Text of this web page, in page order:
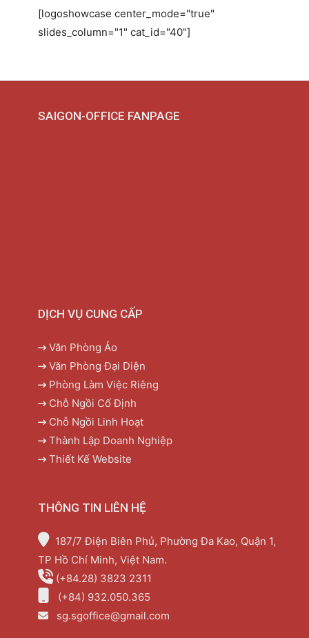
[logoshowcase center_mode="true"
slides_column="1" cat_id="40"]
SAIGON-OFFICE FANPAGE
DỊCH VỤ CUNG CẤP
Văn Phòng Ảo
Văn Phòng Đại Diện
Phòng Làm Việc Riêng
Chỗ Ngồi Cố Định
Chỗ Ngồi Linh Hoạt
Thành Lập Doanh Nghiệp
Thiết Kế Website
THÔNG TIN LIÊN HỆ
187/7 Điện Biên Phủ, Phường Đa Kao, Quận 1,
TP Hồ Chí Minh, Việt Nam.
(+84.28) 3823 2311
(+84) 932.050.365
sg.sgoffice@gmail.com